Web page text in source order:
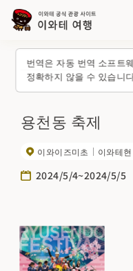
번역은 자동 번역 소프트
정확하지 않을 수 있습니
용천동 축제
이와이즈미초 이와테
2024/5/4~2024/5/5